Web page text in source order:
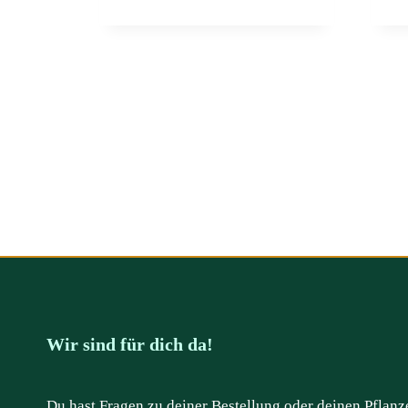
Wir sind für dich da!